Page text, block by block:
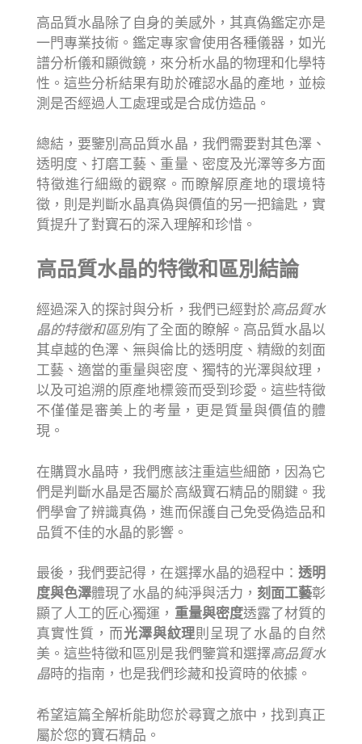
高品質水晶除了自身的美感外，其真偽鑑定亦是
一門專業技術。鑑定專家會使用各種儀器，如光
譜分析儀和顯微鏡，來分析水晶的物理和化學特
性。這些分析結果有助於確認水晶的產地，並檢
測是否經過人工處理或是合成仿造品。
總結，要鑒別高品質水晶，我們需要對其色澤、
透明度、打磨工藝、重量、密度及光澤等多方面
特徵進行細緻的觀察。而瞭解原產地的環境特
徵，則是判斷水晶真偽與價值的另一把鑰匙，實
質提升了對寶石的深入理解和珍惜。
高品質水晶的特徵和區別結論
經過深入的探討與分析，我們已經對於高品質水
晶的特徵和區別有了全面的瞭解。高品質水晶以
其卓越的色澤、無與倫比的透明度、精緻的刻面
工藝、適當的重量與密度、獨特的光澤與紋理，
以及可追溯的原產地標簽而受到珍愛。這些特徵
不僅僅是審美上的考量，更是質量與價值的體
現。
在購買水晶時，我們應該注重這些細節，因為它
們是判斷水晶是否屬於高級寶石精品的關鍵。我
們學會了辨識真偽，進而保護自己免受偽造品和
品質不佳的水晶的影響。
最後，我們要記得，在選擇水晶的過程中：透明
度與色澤體現了水晶的純淨與活力， 刻面工藝彰
顯了人工的匠心獨運， 重量與密度透露了材質的
真實性質，而光澤與紋理則呈現了水晶的自然
美。這些特徵和區別是我們鑒賞和選擇高品質水
晶時的指南，也是我們珍藏和投資時的依據。
希望這篇全解析能助您於尋寶之旅中，找到真正
屬於您的寶石精品。